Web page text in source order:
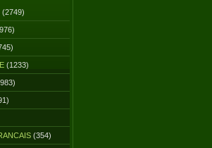
(2749)
(1233)
(354)